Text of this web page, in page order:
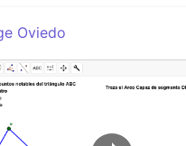
Abrir sesión
Oviedo